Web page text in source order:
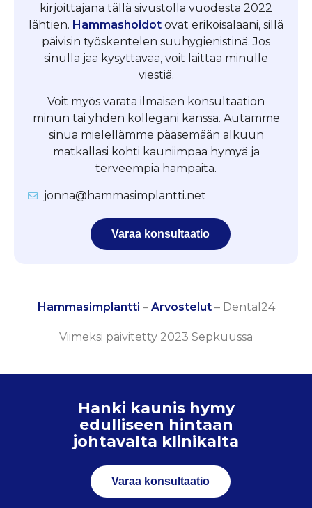
kirjoittajana tällä sivustolla vuodesta 2022
lähtien. Hammashoidot ovat erikoisalaani, sillä
päivisin työskentelen suuhygienistinä. Jos
sinulla jää kysyttävää, voit laittaa minulle
viestiä.
Voit myös varata ilmaisen konsultaation
minun tai yhden kollegani kanssa. Autamme
sinua mielellämme pääsemään alkuun
matkallasi kohti kauniimpaa hymyä ja
terveempiä hampaita.
jonna@hammasimplantti.net
Varaa konsultaatio
Hammasimplantti – Arvostelut– Dental24
Viimeksi päivitetty 2023 Sepkuussa
Hanki kaunis hymy
edulliseen hintaan
johtavalta klinikalta
Varaa konsultaatio